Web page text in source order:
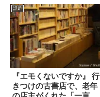
話題
『エモくないですか』 行
きつけの古書店で、老年